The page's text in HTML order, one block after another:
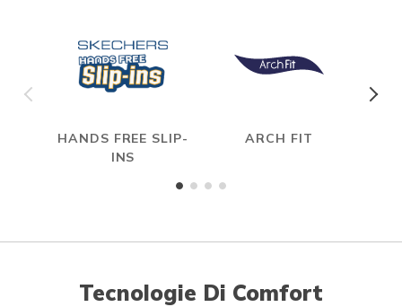
HANDS FREE SLIP-
INS
ARCH FIT
Tecnologie Di Comfort